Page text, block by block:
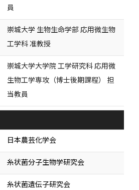
員
崇城大学 生物生命学部 応用微生物
工学科 准教授
崇城大学大学院 工学研究科 応用微
生物工学専攻（博士後期課程） 担
当教員
日本農芸化学会
糸状菌分子生物学研究会
糸状菌遺伝子研究会